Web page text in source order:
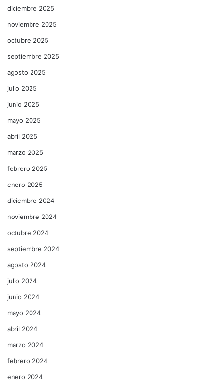
diciembre 2025
noviembre 2025
octubre 2025
septiembre 2025
agosto 2025
julio 2025
junio 2025
mayo 2025
abril 2025
marzo 2025
febrero 2025
enero 2025
diciembre 2024
noviembre 2024
octubre 2024
septiembre 2024
agosto 2024
julio 2024
junio 2024
mayo 2024
abril 2024
marzo 2024
febrero 2024
enero 2024